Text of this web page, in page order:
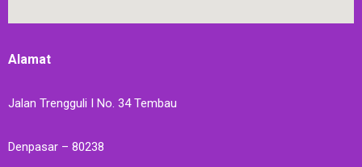
Alamat
Jalan Trengguli I No. 34 Tembau
Denpasar – 80238